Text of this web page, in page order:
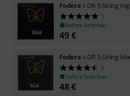
Fodera x DR 5-String
1
Sofort lieferbar
49€
Fodera x DR 5-String
2
Sofort lieferbar
48€